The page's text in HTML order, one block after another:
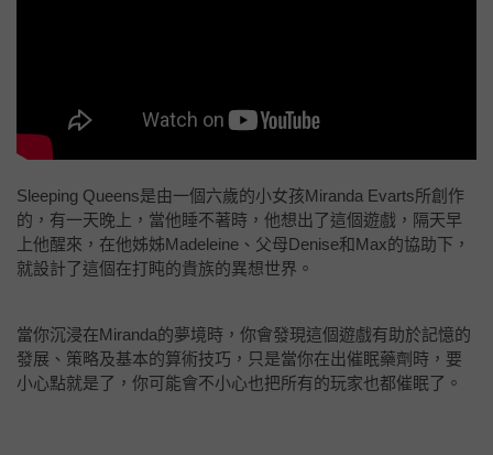
Sleeping Queens是由一個六歲的小女孩Miranda Evarts所創作
的，有一天晚上，當他睡不著時，他想出了這個遊戲，隔天早
上他醒來，在他姊姊Madeleine、父母Denise和Max的協助下，
就設計了這個在打盹的貴族的異想世界。
當你沉浸在Miranda的夢境時，你會發現這個遊戲有助於記憶的
發展、策略及基本的算術技巧，只是當你在出催眠藥劑時，要
小心點就是了，你可能會不小心也把所有的玩家也都催眠了。